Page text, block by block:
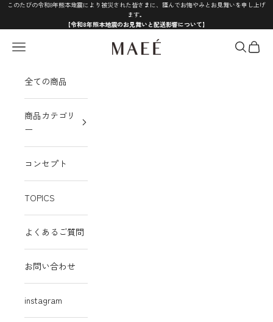
コンテンツへスキップ
このたびの令和8年熊本地震により被災された皆さまに、謹んでお悔やみとお見舞いを申し上げ
ます。
【令和8年熊本地震のお見舞いと配送影響について】
MAEÉ
メニュー 検索カート
全ての商品
商品カテゴリ
ー
コンセプト
TOPICS
よくあるご質問
お問い合わせ
instagram